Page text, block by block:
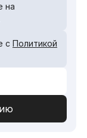
на
с Политикой